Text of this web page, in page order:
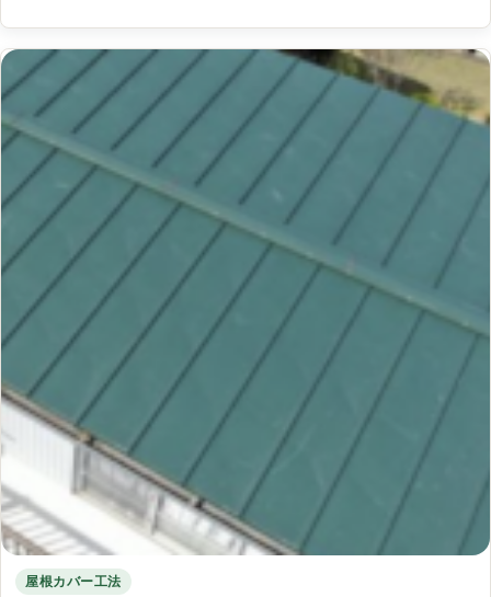
屋根カバー工法